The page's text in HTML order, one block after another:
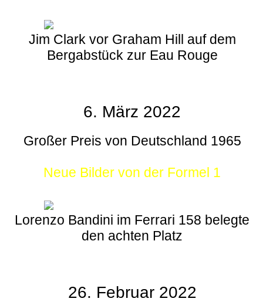
Jim Clark vor Graham Hill auf dem
Bergabstück zur Eau Rouge
6. März 2022
Großer Preis von Deutschland 1965
Neue Bilder von der Formel 1
Lorenzo Bandini im Ferrari 158 belegte
den achten Platz
26. Februar 2022